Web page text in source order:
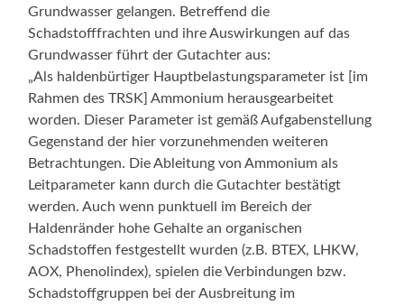
Grundwasser gelangen. Betreffend die
Schadstofffrachten und ihre Auswirkungen auf das
Grundwasser führt der Gutachter aus:
„Als haldenbürtiger Hauptbelastungsparameter ist [im
Rahmen des TRSK] Ammonium herausgearbeitet
worden. Dieser Parameter ist gemäß Aufgabenstellung
Gegenstand der hier vorzunehmenden weiteren
Betrachtungen. Die Ableitung von Ammonium als
Leitparameter kann durch die Gutachter bestätigt
werden. Auch wenn punktuell im Bereich der
Haldenränder hohe Gehalte an organischen
Schadstoffen festgestellt wurden (z.B. BTEX, LHKW,
AOX, Phenolindex), spielen die Verbindungen bzw.
Schadstoffgruppen bei der Ausbreitung im